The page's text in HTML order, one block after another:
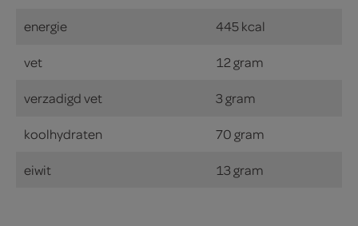
energie 445 kcal
vet 12 gram
verzadigd vet 3 gram
koolhydraten 70 gram
eiwit 13 gram